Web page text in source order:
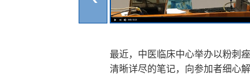
最近，中医临床中心举办以粉刺
清晰详尽的笔记，向参加者细心